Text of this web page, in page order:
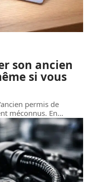
son ancien
si vous
permis de
méconnus. En…